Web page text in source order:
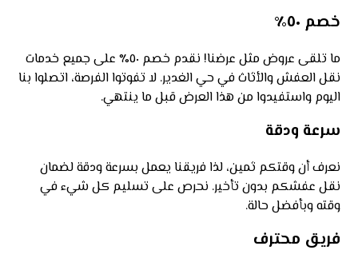
خصم ٥٠٪
ما تلقى عروض مثل عرضنا! نقدم خصم ٥٠٪ على جميع خدمات
نقل العفش والأثاث في حي الغدير. لا تفوتوا الفرصة، اتصلوا بنا
اليوم واستفيدوا من هذا العرض قبل ما ينتهي.
سرعة ودقة
نعرف أن وقتكم ثمين، لذا فريقنا يعمل بسرعة ودقة لضمان
نقل عفشكم بدون تأخير. نحرص على تسليم كل شيء في
وقته وبأفضل حالة.
فريق محترف